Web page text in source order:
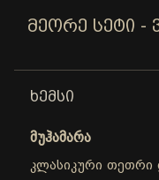
ᲛᲔᲝᲠᲔ ᲡᲔᲢᲘ -
ᲮᲔᲛᲡᲘ
მუჰამარა
კლასიკური თეთრი